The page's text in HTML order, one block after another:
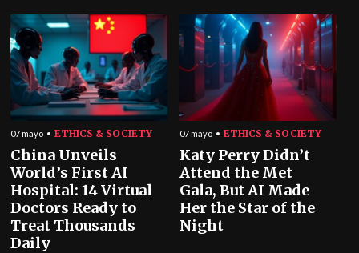
07 mayo ETHICS & SOCIETY
China Unveils
World’s First AI
Hospital: 14 Virtual
Doctors Ready to
Treat Thousands
Daily
07 mayo ETHICS & SOCIETY
Katy Perry Didn’t
Attend the Met
Gala, But AI Made
Her the Star of the
Night